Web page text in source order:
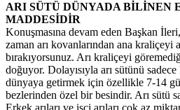
ARI SÜTÜ DÜNYADA BİLİNEN
MADDESİDİR
Konuşmasına devam eden Başkan
zaman arı kovanlarından ana kraliçeyi
bırakıyorsunuz. Arı kraliçeyi
doğuyor. Dolayısıyla arı sütünü
dünyaya getirmek için özellikle 7-14
bezlerinden özel bir besindir. Arı sütü